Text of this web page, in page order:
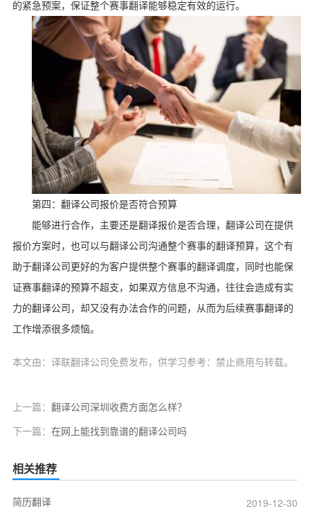
的紧急预案，保证整个赛事翻译能够稳定有效的运行。
第四：翻译公司报价是否符合预算
能够进行合作，主要还是翻译报价是否合理，翻译公司在提供
报价方案时，也可以与翻译公司沟通整个赛事的翻译预算，这个有
助于翻译公司更好的为客户提供整个赛事的翻译调度，同时也能保
证赛事翻译的预算不超支，如果双方信息不沟通，往往会造成有实
力的翻译公司，却又没有办法合作的问题，从而为后续赛事翻译的
工作增添很多烦恼。
本文由：译联翻译公司免费发布，供学习参考：禁止商用与转载。
上一篇： 翻译公司深圳收费方面怎么样？
下一篇： 在网上能找到靠谱的翻译公司吗
相关推荐
简历翻译
2019-12-30